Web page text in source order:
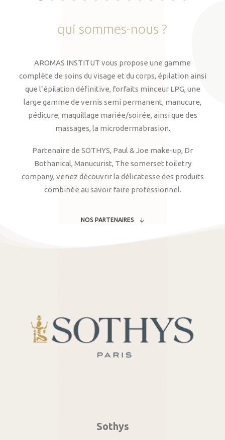
qui sommes-nous ?
AROMAS INSTITUT vous propose une gamme
complète de soins du visage et du corps, épilation ainsi
que l’épilation définitive, forfaits minceur LPG, une
large gamme de vernis semi permanent, manucure,
pédicure, maquillage mariée/soirée, ainsi que des
massages, la microdermabrasion.
Partenaire de SOTHYS, Paul & Joe make-up, Dr
Bothanical, Manucurist, The somerset toiletry
company, venez découvrir la délicatesse des produits
combinée au savoir faire professionnel.
NOS PARTENAIRES
Sothys